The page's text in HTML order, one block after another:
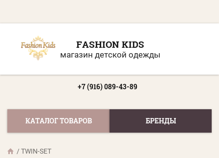
FASHION KIDS
магазин детской одежды
+7 (916) 089-43-89
КАТАЛОГ ТОВАРОВ БРЕНДЫ
/TWIN-SET